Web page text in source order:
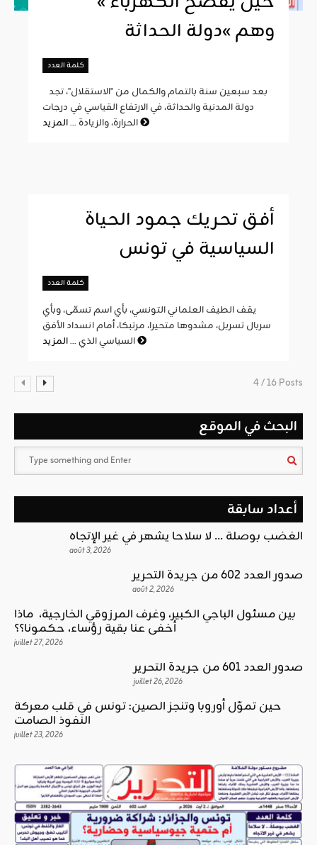
وهم »دولة الحداثة
كلمة العدد
دولة المدنية والحداثة، في الارتفاع القياسي في درجات
الحرارة، والزيادة ...
أفق تحريك جمود الحياة
السياسية في تونس
كلمة العدد
يقف الطيف العلماني التونسي، بأي اسم تسمّى، وبأي
سربال تسربل، مشدوها متحيرا، مرتبكا، أمام انسداد الأفق
السياسي الذي ...
4 / 16 Posts
البحث في الموقع
أعداد سابقة
الغضب بوصلة … لا سلاحا يشهر في غير الإتجاه
août 3, 2026
صدور العدد 602 من جريدة التحرير
août 2, 2026
بين مسئول الباجي الكبير، وغرف المرزوقي الخارجية، ماذا
أخفى عنا بقية رؤساء، حكمونا؟؟
juillet 27, 2026
صدور العدد 601 من جريدة التحرير
juillet 26, 2026
حين تموّل أوروبا وتنجز الصين: تونس في قلب معركة
النفوذ الصامت
juillet 23, 2026